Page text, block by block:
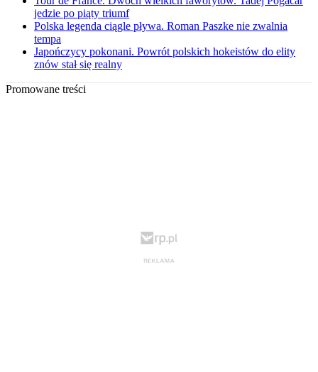
jedzie po piąty triumf
Polska legenda ciągle pływa. Roman Paszke nie zwalnia
tempa
Japończycy pokonani. Powrót polskich hokeistów do elity
znów stał się realny
Promowane treści